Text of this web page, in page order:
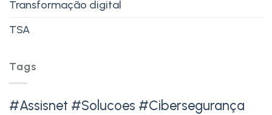
Transformação digital
TSA
Tags
#Assisnet #Solucoes #Cibersegurança